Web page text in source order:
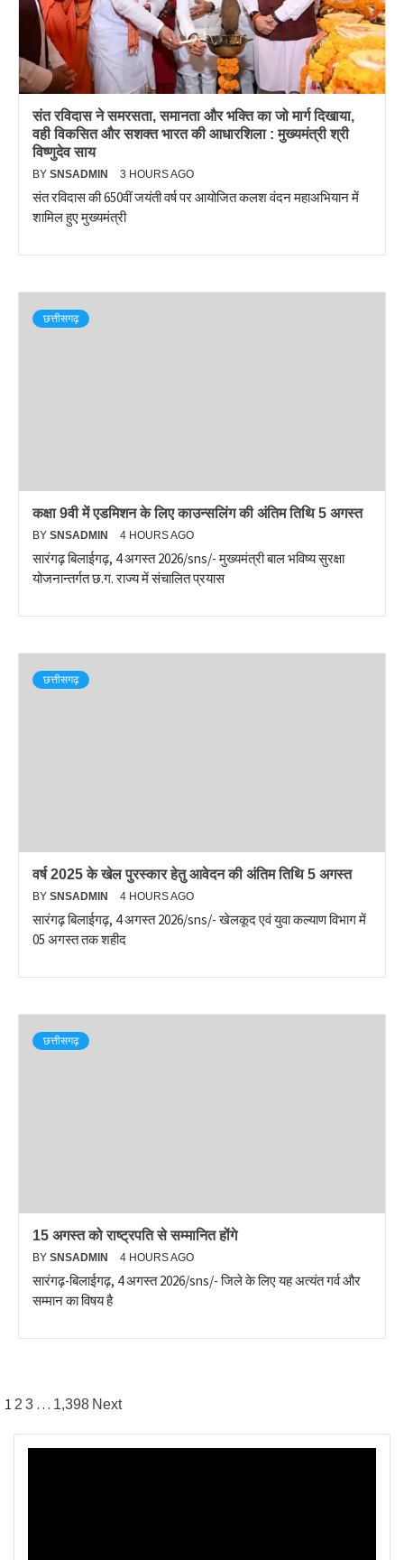
संत रविदास ने समरसता, समानता और भक्ति का जो मार्ग दिखाया,
वही विकसित और सशक्त भारत की आधारशिला : मुख्यमंत्री श्री
विष्णुदेव साय
BY SNSADMIN 3 HOURS AGO
संत रविदास की 650वीं जयंती वर्ष पर आयोजित कलश वंदन महाअभियान में
शामिल हुए मुख्यमंत्री
छत्तीसगढ़
कक्षा 9वी में एडमिशन के लिए काउन्सलिंग की अंतिम तिथि 5 अगस्त
BY SNSADMIN 4 HOURS AGO
सारंगढ़ बिलाईगढ़, 4 अगस्त 2026/sns/- मुख्यमंत्री बाल भविष्य सुरक्षा
योजनान्तर्गत छ.ग. राज्य में संचालित प्रयास
छत्तीसगढ़
वर्ष 2025 के खेल पुरस्कार हेतु आवेदन की अंतिम तिथि 5 अगस्त
BY SNSADMIN 4 HOURS AGO
सारंगढ़ बिलाईगढ़, 4 अगस्त 2026/sns/- खेलकूद एवं युवा कल्याण विभाग में
05 अगस्त तक शहीद
छत्तीसगढ़
15 अगस्त को राष्ट्रपति से सम्मानित होंगे
BY SNSADMIN 4 HOURS AGO
सारंगढ़-बिलाईगढ़, 4 अगस्त 2026/sns/- जिले के लिए यह अत्यंत गर्व और
सम्मान का विषय है
1 2 3 … 1,398 Next